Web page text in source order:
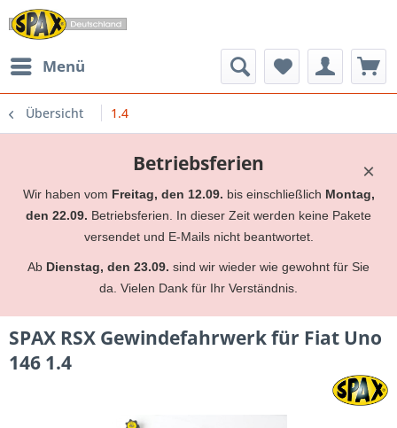
Menü
Übersicht 1.4
×
Betriebsferien
Wir haben vom Freitag, den 12.09. bis einschließlich Montag,
den 22.09. Betriebsferien. In dieser Zeit werden keine Pakete
versendet und E-Mails nicht beantwortet.
Ab Dienstag, den 23.09. sind wir wieder wie gewohnt für Sie
da. Vielen Dank für Ihr Verständnis.
SPAX RSX Gewindefahrwerk für Fiat Uno
146 1.4